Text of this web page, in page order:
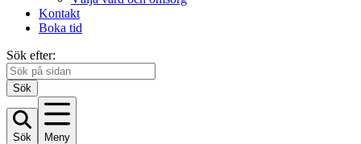
Kontakt
Boka tid
Sök efter:
Sök
Sök Meny